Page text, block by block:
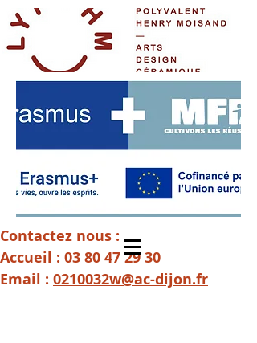
Contactez nous :
Accueil : 03 80 47 29 30
Email : 0210032w@ac-dijon.fr